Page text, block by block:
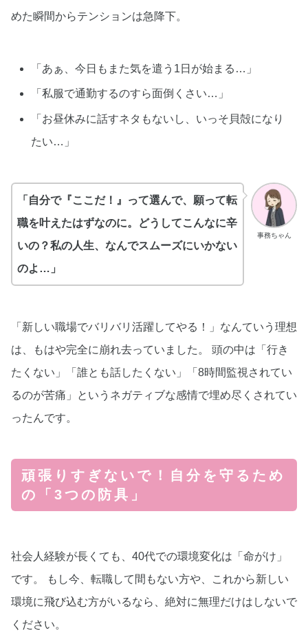
めた瞬間からテンションは急降下。
「あぁ、今日もまた気を遣う1日が始まる…」
「私服で通勤するのすら面倒くさい…」
「お昼休みに話すネタもないし、いっそ貝殻になり
たい…」
事務ちゃん
「自分で『ここだ！』って選んで、願って転
職を叶えたはずなのに。どうしてこんなに辛
いの？私の人生、なんでスムーズにいかない
のよ…」
「新しい職場でバリバリ活躍してやる！」なんていう理想
は、もはや完全に崩れ去っていました。 頭の中は「行き
たくない」「誰とも話したくない」「8時間監視されてい
るのが苦痛」というネガティブな感情で埋め尽くされてい
ったんです。
頑張りすぎないで！自分を守るため
の「3つの防具」
社会人経験が長くても、40代での環境変化は「命がけ」
です。 もし今、転職して間もない方や、これから新しい
環境に飛び込む方がいるなら、絶対に無理だけはしないで
ください。